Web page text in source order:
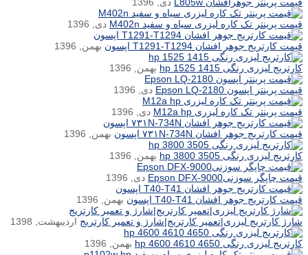
قیمت پرینتر تک کاره لیزری سیاه و سفید M402n
دی, 1396
قیمت کارتریج جوهر افشان T1291-T1294 اپسون
بهمن, 1396
کارتریج لیزری رنگی hp 1525 1415
بهمن, 1396
قیمت پرینتر اپسون Epson LQ-2180
دی, 1396
قیمت پرینتر تک کاره لیزری M12a hp
دی, 1396
قیمت کارتریج جوهر افشان ۷۳۱N-734N اپسون
بهمن, 1396
کارتریج لیزری رنگی hp 3800 3505
بهمن, 1396
قیمت چاپگر سوزنیEpson DFX-9000
دی, 1396
قیمت کارتریج جوهر افشان T40-T41 اپسون
بهمن, 1396
شارژ کارتریج لیزری|تعمیر کارتریج|شارژ و تعمیر کارتریج اردیبهشت, 1398
کارتریج لیزری رنگی hp 4600 4610 4650
بهمن, 1396